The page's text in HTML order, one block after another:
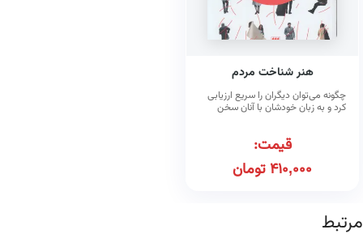
هنر شناخت مردم
چگونه می‌توان دیگران را سریع ارزیابی
کرد و به زبان خودشان با آنان سخن
قیمت:
410,000تومان
مرتبط